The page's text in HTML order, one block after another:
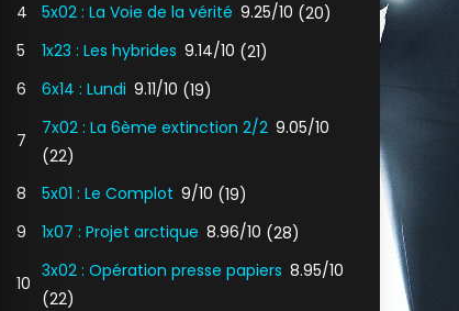
4
5x02 : La Voie de la vérité 9.25/10 (20)
5
1x23 : Les hybrides 9.14/10 (21)
6
6x14 : Lundi 9.11/10 (19)
7
7x02 : La 6ème extinction 2/2 9.05/10
(22)
8
5x01 : Le Complot 9/10 (19)
9
1x07 : Projet arctique 8.96/10 (28)
10
3x02 : Opération presse papiers 8.95/10
(22)